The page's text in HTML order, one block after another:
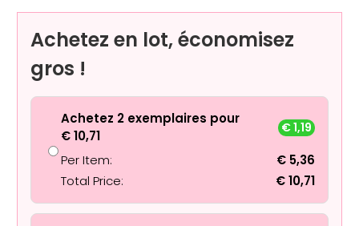
Achetez en lot, économisez
gros !
Achetez 2 exemplaires pour
€10,71
€1,19
Per Item: € 5,36
Total Price:
€10,71